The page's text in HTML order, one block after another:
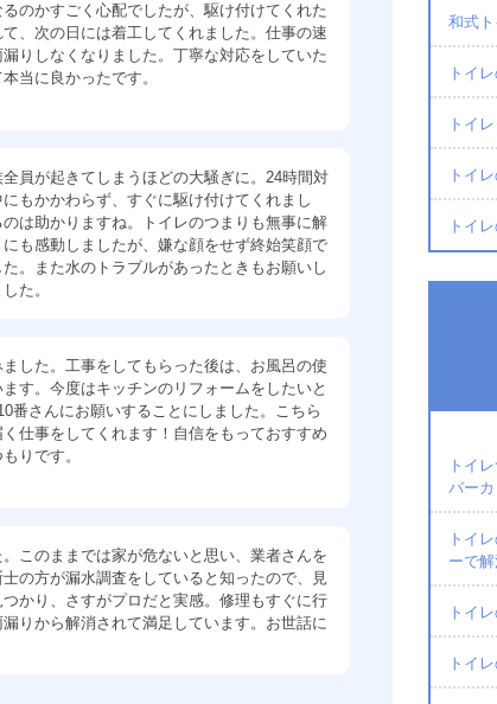
のかすごく心配でしたが、駆け付けてくれた
、次の日には着工してくれました。仕事の速
りしなくなりました。丁寧な対応をしていた
当に良かったです。
員が起きてしまうほどの大騒ぎに。24時間対
もかかわらず、すぐに駆け付けてくれまし
は助かりますね。トイレのつまりも無事に解
も感動しましたが、嫌な顔をせず終始笑顔で
。また水のトラブルがあったときもお願いし
た。
した。工事をしてもらった後は、お風呂の使
す。今度はキッチンのリフォームをしたいと
番さんにお願いすることにしました。こちら
仕事をしてくれます！自信をもっておすすめ
りです。
このままでは家が危ないと思い、業者さんを
の方が漏水調査をしていると知ったので、見
かり、さすがプロだと実感。修理もすぐに行
りから解消されて満足しています。お世話に
和式ト
トイ
トイ
トイ
トイ
トイ
バーカ
トイ
ーで解
トイ
トイ